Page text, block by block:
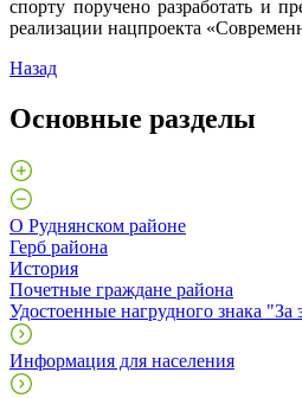
спорту поручено разработать и
реализации нацпроекта
Назад
Основные разделы
О Руднянском районе
Герб района
История
Почетные граждане района
Удостоенные нагрудного знака "За
Информация для населения